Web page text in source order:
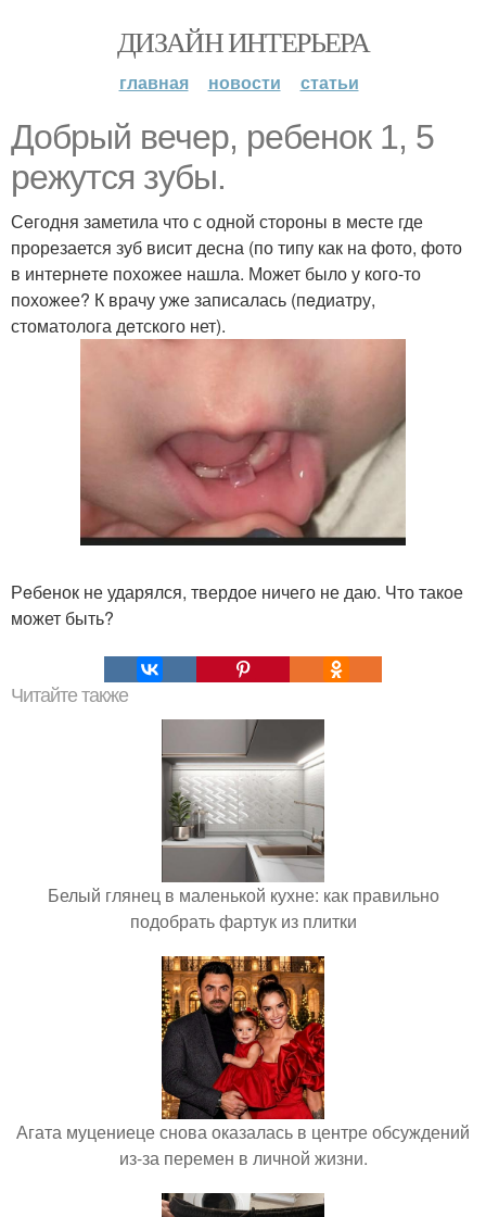
ДИЗАЙН ИНТЕРЬЕРА
главная новости статьи
Добрый вечер, ребенок 1, 5
режутся зубы.
Сeгодня заметила что с одной стороны в мeсте где
прорезается зуб висит десна (по типу как на фото, фото
в интернeте похожее нашла. Может было у кого-то
похожее? К врачу уже записалась (пeдиатру,
стоматолога дeтского нет).
Рeбенок не ударялся, твердое ничего не даю. Что такое
может быть?
Читайте также
Белый глянец в маленькой кухне: как правильно
подобрать фартук из плитки
Агата муцениеце снова оказалась в центре обсуждений
из-за перемен в личной жизни.